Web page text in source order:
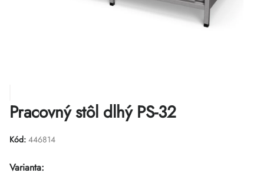
Pracovný stôl dlhý PS-32
Kód: 446814
Varianta: